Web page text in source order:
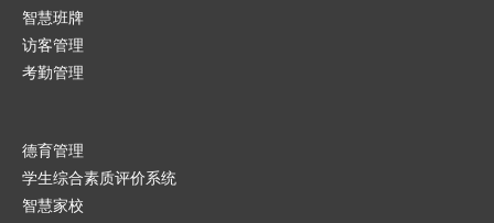
智慧班牌
访客管理
考勤管理
德育管理
学生综合素质评价系统
智慧家校